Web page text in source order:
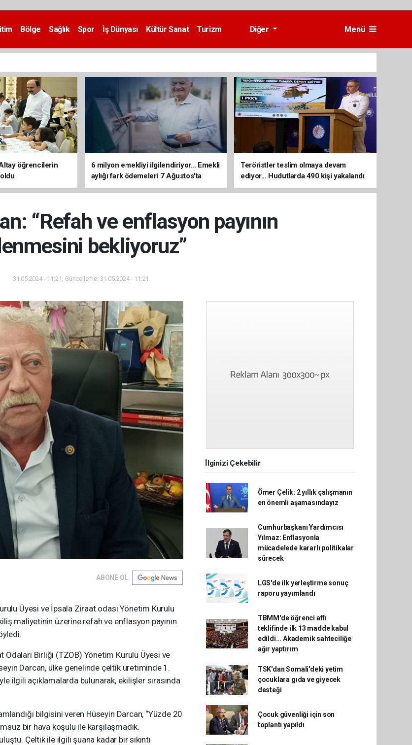
Bölge Sağlık Spor İş Dünyası Kültür Sanat
Turizm
Diğer Menü
öğrencilerin
6 milyon emekliyi ilgilendiriyor... Emekli
aylığı fark ödemeleri 7 Ağustos'ta
hesaplarda
Teröristler teslim olmaya devam
ediyor... Hudutlarda 490 kişi yakalandı
“Refah ve enflasyon payının
bekliyoruz”
31.05.2024 - 11:21, Güncelleme: 31.05.2024 - 11:21
ABONE OL
Üyesi ve İpsala Ziraat odası Yönetim Kurulu
maliyetinin üzerine refah ve enflasyon payının
Odaları Birliği (TZOB) Yönetim Kurulu Üyesi ve
Darcan, ülke genelinde çeltik üretiminde 1.
ilgili açıklamalarda bulunarak, ekilişler sırasında
bilgisini veren Hüseyin Darcan, “Yüzde 20
bir hava koşulu ile karşılaşmadık.
Çeltik ile ilgili şuana kadar bir sıkıntı
İlginizi Çekebilir
Ömer Çelik: 2 yıllık çalışmanın
en önemli aşamasındayız
Cumhurbaşkanı Yardımcısı
Yılmaz: Enflasyonla
mücadelede kararlı politikalar
sürecek
LGS'de ilk yerleştirme sonuç
raporu yayımlandı
TBMM'de öğrenci affı
teklifinde ilk 13 madde kabul
edildi... Akademik sahteciliğe
ağır yaptırım
TSK'dan Somali'deki yetim
çocuklara gıda ve giyecek
desteği
Çocuk güvenliği için son
toplantı yapıldı